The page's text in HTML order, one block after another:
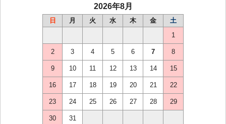
2026年8月
日 月 火 水 木 金
土
1
2 3 4 5 6 7 8
9 10 11 12 13 14 15
16 17 18 19 20 21 22
23 24 25 26 27 28 29
30 31